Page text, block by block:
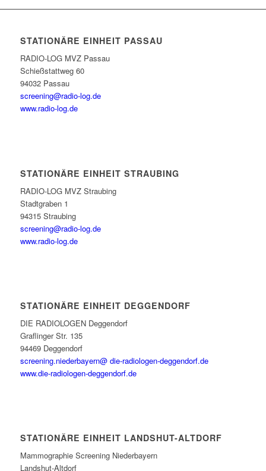
STATIONÄRE EINHEIT PASSAU
RADIO-LOG MVZ Passau
Schießstattweg 60
94032 Passau
screening@radio-log.de
www.radio-log.de
STATIONÄRE EINHEIT STRAUBING
RADIO-LOG MVZ Straubing
Stadtgraben 1
94315 Straubing
screening@radio-log.de
www.radio-log.de
STATIONÄRE EINHEIT DEGGENDORF
DIE RADIOLOGEN Deggendorf
Graflinger Str. 135
94469 Deggendorf
screening.niederbayern@ die-radiologen-deggendorf.de
www.die-radiologen-deggendorf.de
STATIONÄRE EINHEIT LANDSHUT-ALTDORF
Mammographie Screening Niederbayern
Landshut-Altdorf